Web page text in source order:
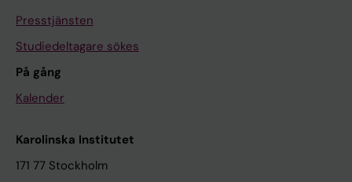
Presstjänsten
Studiedeltagare sökes
På gång
Kalender
Karolinska Institutet
171 77 Stockholm